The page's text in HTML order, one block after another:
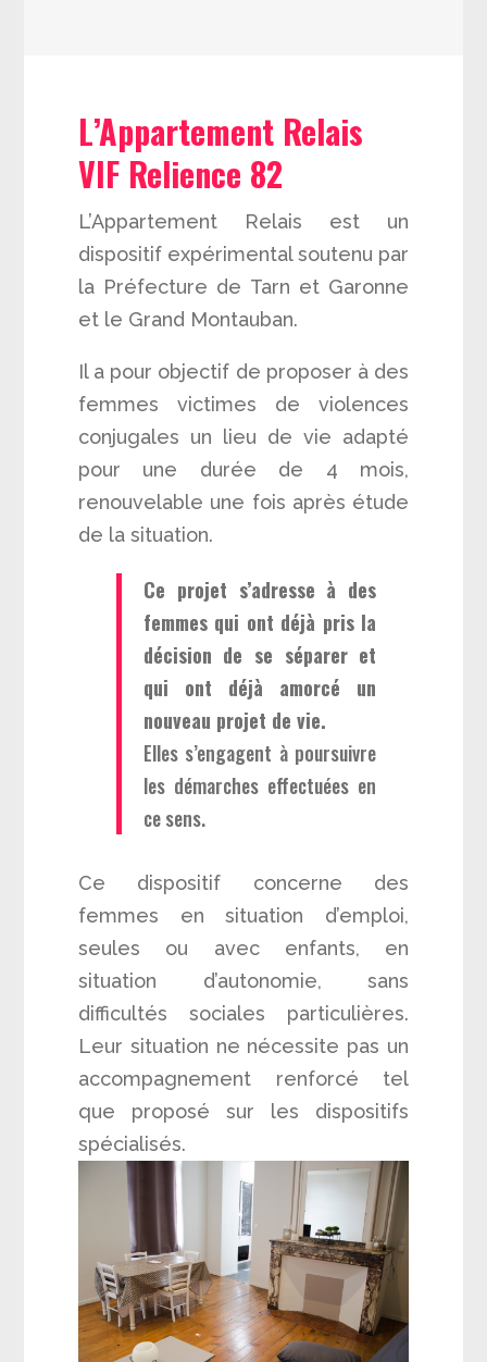
L’Appartement Relais
VIF Relience 82
L’Appartement Relais est un
dispositif expérimental soutenu par
la Préfecture de Tarn et Garonne
et le Grand Montauban.
Il a pour objectif de proposer à des
femmes victimes de violences
conjugales un lieu de vie adapté
pour une durée de 4 mois,
renouvelable une fois après étude
de la situation.
Ce projet s’adresse à des
femmes qui ont déjà pris la
décision de se séparer et
qui ont déjà amorcé un
nouveau projet de vie.
Elles s’engagent à poursuivre
les démarches effectuées en
ce sens.
Ce dispositif concerne des
femmes en situation d’emploi,
seules ou avec enfants, en
situation d’autonomie, sans
difficultés sociales particulières.
Leur situation ne nécessite pas un
accompagnement renforcé tel
que proposé sur les dispositifs
spécialisés.